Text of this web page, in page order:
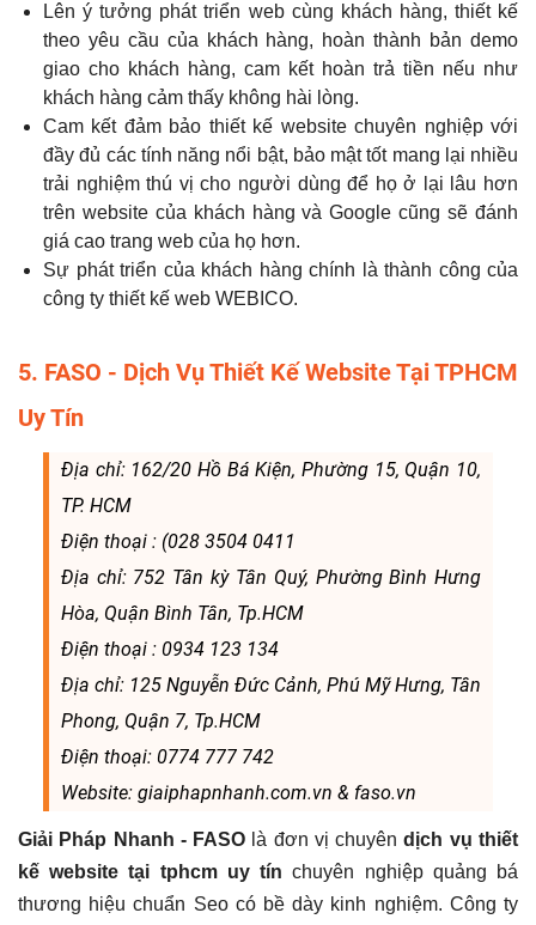
Lên ý tưởng phát triển web cùng khách hàng, thiết kế
theo yêu cầu của khách hàng, hoàn thành bản demo
giao cho khách hàng, cam kết hoàn trả tiền nếu như
khách hàng cảm thấy không hài lòng.
Cam kết đảm bảo thiết kế website chuyên nghiệp với
đầy đủ các tính năng nổi bật, bảo mật tốt mang lại nhiều
trải nghiệm thú vị cho người dùng để họ ở lại lâu hơn
trên website của khách hàng và Google cũng sẽ đánh
giá cao trang web của họ hơn.
Sự phát triển của khách hàng chính là thành công của
công ty thiết kế web WEBICO.
5. FASO - Dịch Vụ Thiết Kế Website Tại TPHCM
Uy Tín
Địa chỉ: 162/20 Hồ Bá Kiện, Phường 15, Quận 10,
TP. HCM
Điện thoại : (028 3504 0411
Địa chỉ: 752 Tân kỳ Tân Quý, Phường Bình Hưng
Hòa, Quận Bình Tân, Tp.HCM
Điện thoại : 0934 123 134
Địa chỉ: 125 Nguyễn Đức Cảnh, Phú Mỹ Hưng, Tân
Phong, Quận 7, Tp.HCM
Điện thoại: 0774 777 742
Website: giaiphapnhanh.com.vn & faso.vn
Giải Pháp Nhanh - FASO là đơn vị chuyên dịch vụ thiết
kế website tại tphcm uy tín chuyên nghiệp quảng bá
thương hiệu chuẩn Seo có bề dày kinh nghiệm. Công ty